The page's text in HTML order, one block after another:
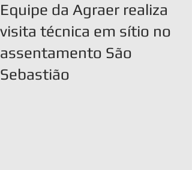
Equipe da Agraer realiza
visita técnica em sítio no
assentamento São
Sebastião